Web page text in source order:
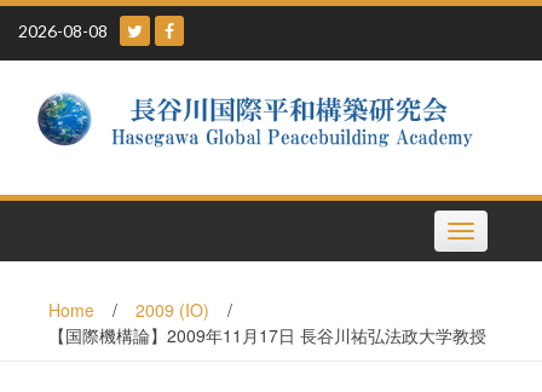
Skip
content
2026-08-08
Toggle
navigation
Home / 2009 (IO)
/
【国際機構論】2009年11月17日 長谷川祐弘法政大学教授